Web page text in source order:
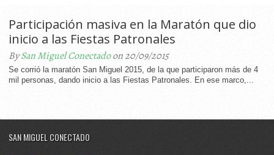
Participación masiva en la Maratón que dio
inicio a las Fiestas Patronales
BySan Miguel Conectadoon 20/09/2015
Se corrió la maratón San Miguel 2015, de la que participaron más de 4
mil personas, dando inicio a las Fiestas Patronales. En ese marco,...
SAN MIGUEL CONECTADO